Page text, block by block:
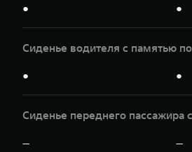
● ●
Сиденье водителя с памятью
● ●
Сиденье переднего пассажира
— —